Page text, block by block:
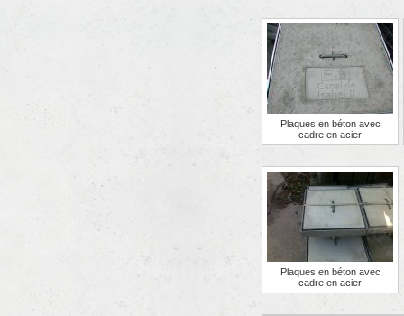
Plaques en béton avec
cadre en acier
Plaques en béton avec
cadre en acier